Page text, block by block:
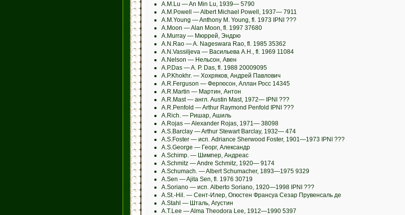
A.M.Lu — An Min Lu, 1939— 5790
A.M.Powell — Albert Michael Powell, 1937— 7911
A.M.Young — Anthony M. Young, fl. 1973 IPNI ???
A.Moon — Alan Moon, fl. 1997 37680
A.Murray — Мюррей, Эндрю
A.N.Rao — A. Nageswara Rao, fl. 1985 35362
A.N.Vassiljeva — Васильева А.Н., fl. 1969 11084
A.Nelson — Нельсон, Авен
A.P.Das — A. P. Das, fl. 1988 20009095
A.P.Khokhr. — Хохряков, Андрей Павлович
A.R.Ferguson — Фергюсон, Аллан Росс 14345
A.R.Martin — Мартин, Антон
A.R.Mast — англ. Austin Mast, 1972— IPNI ???
A.R.Penfold — Arthur Raymond Penfold IPNI ???
A.Rich. — Ришар, Ашиль
A.Rojas — Alexander Rojas, 1971— 38098
A.S.Barclay — Arthur Stewart Barclay, 1932— 474
A.S.Foster — исп. Adriance Sherwood Foster, 1901—1973 IPNI ???
A.S.George — Георг, Александр
A.Schimp. — Шимпер, Андреас
A.Schmitz — Andre Schmitz, 1920— 9174
A.Schumach. — Albert Schumacher, 1893—1975 9329
A.Sen — Ajita Sen, fl. 1976 30719
A.Soriano — исп. Alberto Soriano, 1920—1998 IPNI ???
A.St.-Hil. — Сент-Илер, Огюстен Франсуа Сезар Прувенсаль де
A.Stahl — Шталь, Агустин
A.T.Lee — Alma Theodora Lee, 1912—1990 5397